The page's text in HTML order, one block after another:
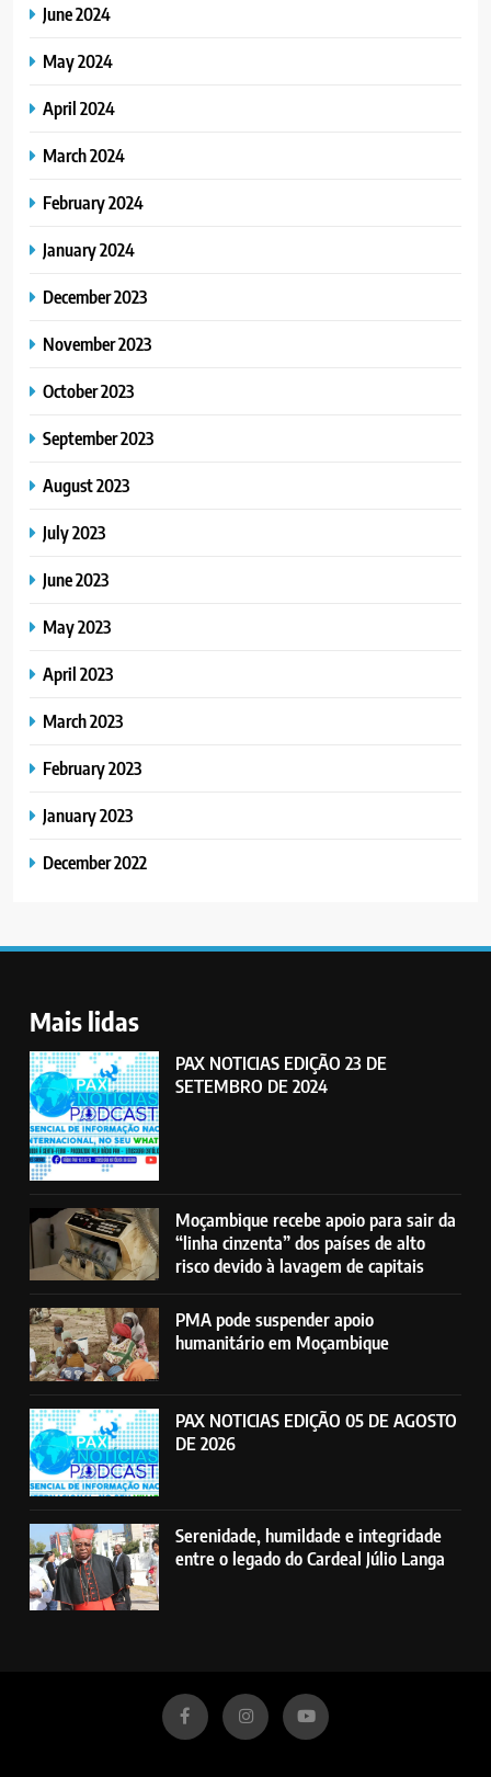
June 2024
May 2024
April 2024
March 2024
February 2024
January 2024
December 2023
November 2023
October 2023
September 2023
August 2023
July 2023
June 2023
May 2023
April 2023
March 2023
February 2023
January 2023
December 2022
Mais lidas
PAX NOTICIAS EDIÇÃO 23 DE
SETEMBRO DE 2024
Moçambique recebe apoio para sair da
“linha cinzenta” dos países de alto
risco devido à lavagem de capitais
PMA pode suspender apoio
humanitário em Moçambique
PAX NOTICIAS EDIÇÃO 05 DE AGOSTO
DE 2026
Serenidade, humildade e integridade
entre o legado do Cardeal Júlio Langa